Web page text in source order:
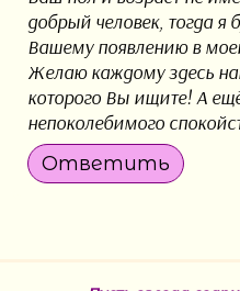
добрый человек, тогда я
Вашему появлению в
Желаю каждому здесь
которого Вы ищите! А
непоколебимого